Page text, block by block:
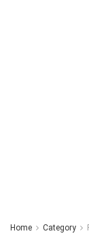
Home Category